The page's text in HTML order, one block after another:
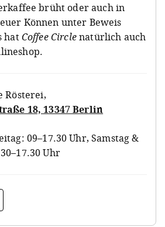
brüht oder auch in
Können unter Beweis
hatCoffee Circlenatürlich auch
Rösterei,
18, 13347 Berlin
09–17.30 Uhr, Samstag &
Uhr